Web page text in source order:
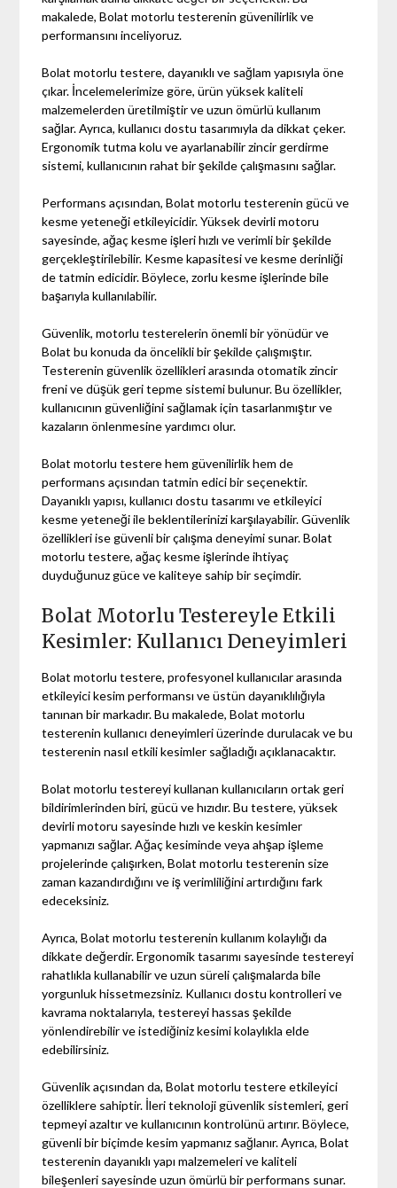
makalede, Bolat motorlu testerenin güvenilirlik ve
performansını inceliyoruz.
Bolat motorlu testere, dayanıklı ve sağlam yapısıyla öne
çıkar. İncelemelerimize göre, ürün yüksek kaliteli
malzemelerden üretilmiştir ve uzun ömürlü kullanım
sağlar. Ayrıca, kullanıcı dostu tasarımıyla da dikkat çeker.
Ergonomik tutma kolu ve ayarlanabilir zincir gerdirme
sistemi, kullanıcının rahat bir şekilde çalışmasını sağlar.
Performans açısından, Bolat motorlu testerenin gücü ve
kesme yeteneği etkileyicidir. Yüksek devirli motoru
sayesinde, ağaç kesme işleri hızlı ve verimli bir şekilde
gerçekleştirilebilir. Kesme kapasitesi ve kesme derinliği
de tatmin edicidir. Böylece, zorlu kesme işlerinde bile
başarıyla kullanılabilir.
Güvenlik, motorlu testerelerin önemli bir yönüdür ve
Bolat bu konuda da öncelikli bir şekilde çalışmıştır.
Testerenin güvenlik özellikleri arasında otomatik zincir
freni ve düşük geri tepme sistemi bulunur. Bu özellikler,
kullanıcının güvenliğini sağlamak için tasarlanmıştır ve
kazaların önlenmesine yardımcı olur.
Bolat motorlu testere hem güvenilirlik hem de
performans açısından tatmin edici bir seçenektir.
Dayanıklı yapısı, kullanıcı dostu tasarımı ve etkileyici
kesme yeteneği ile beklentilerinizi karşılayabilir. Güvenlik
özellikleri ise güvenli bir çalışma deneyimi sunar. Bolat
motorlu testere, ağaç kesme işlerinde ihtiyaç
duyduğunuz güce ve kaliteye sahip bir seçimdir.
Bolat Motorlu Testereyle Etkili
Kesimler: Kullanıcı Deneyimleri
Bolat motorlu testere, profesyonel kullanıcılar arasında
etkileyici kesim performansı ve üstün dayanıklılığıyla
tanınan bir markadır. Bu makalede, Bolat motorlu
testerenin kullanıcı deneyimleri üzerinde durulacak ve bu
testerenin nasıl etkili kesimler sağladığı açıklanacaktır.
Bolat motorlu testereyi kullanan kullanıcıların ortak geri
bildirimlerinden biri, gücü ve hızıdır. Bu testere, yüksek
devirli motoru sayesinde hızlı ve keskin kesimler
yapmanızı sağlar. Ağaç kesiminde veya ahşap işleme
projelerinde çalışırken, Bolat motorlu testerenin size
zaman kazandırdığını ve iş verimliliğini artırdığını fark
edeceksiniz.
Ayrıca, Bolat motorlu testerenin kullanım kolaylığı da
dikkate değerdir. Ergonomik tasarımı sayesinde testereyi
rahatlıkla kullanabilir ve uzun süreli çalışmalarda bile
yorgunluk hissetmezsiniz. Kullanıcı dostu kontrolleri ve
kavrama noktalarıyla, testereyi hassas şekilde
yönlendirebilir ve istediğiniz kesimi kolaylıkla elde
edebilirsiniz.
Güvenlik açısından da, Bolat motorlu testere etkileyici
özelliklere sahiptir. İleri teknoloji güvenlik sistemleri, geri
tepmeyi azaltır ve kullanıcının kontrolünü artırır. Böylece,
güvenli bir biçimde kesim yapmanız sağlanır. Ayrıca, Bolat
testerenin dayanıklı yapı malzemeleri ve kaliteli
bileşenleri sayesinde uzun ömürlü bir performans sunar.